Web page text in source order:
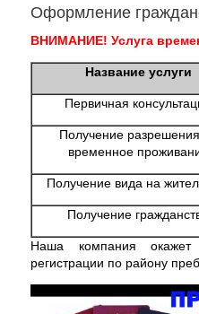
Оформление
ВНИМАНИЕ! Услуга
Название услуги
Первичная
Получение
временное
Получение вида на
Получение
Наша компания
регистрации по району